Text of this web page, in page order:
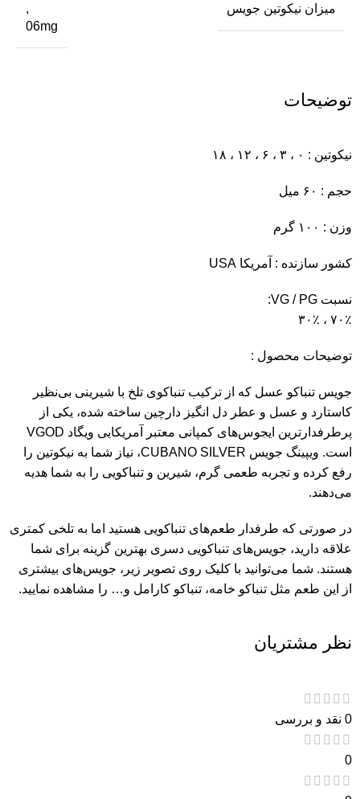
توضیحات
نیکوتین : ۰ ، ۳ ، ۶ ، ۱۲ ، ۱۸
حجم : ۶۰ میل
وزن : ۱۰۰ گرم
کشور سازنده : آمریکا USA
نسبت VG / PG:
۷۰٪ ، ۳۰٪
توضیحات محصول :
جویس تنباکو عسل که از ترکیب تنباکوی تلخ با شیرینی بی‌نظیر
کاستارد و عسل و عطر دل انگیز دارچین ساخته شده، یکی از
پرطرفدار‌ترین ایجوس‌های کمپانی معتبر آمریکایی ویگاد VGOD
است. ویپینگ جویس CUBANO SILVER، نیاز شما به نیکوتین را
رفع کرده و تجربه طعمی گرم، شیرین و تنباکویی را به شما هدیه
می‌دهند.
در صورتی که طرفدار طعم‌های تنباکویی هستید اما به تلخی کمتری
علاقه دارید، جویس‌های تنباکویی دسری بهترین گزینه برای شما
هستند. شما می‌توانید با کلیک روی تصویر زیر، جویس‌‌های بیشتری
از این طعم مثل تنباکو خامه، تنباکو کارامل و… را مشاهده نمایید.
میزان نیکوتین جویس
,
06mg
نظر مشتریان
0 نقد و بررسی
0